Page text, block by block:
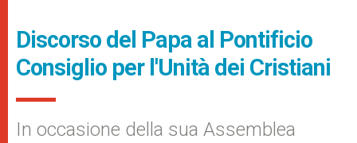
Discorso del Papa al Pontificio
Consiglio per l'Unità dei Cristiani
In occasione della sua Assemblea